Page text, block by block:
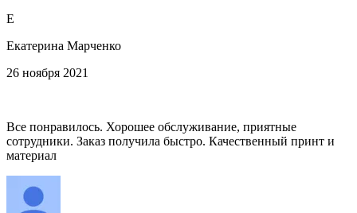
Е
Екатерина Марченко
26 ноября 2021
Все понравилось. Хорошее обслуживание, приятные
сотрудники. Заказ получила быстро. Качественный принт и
материал